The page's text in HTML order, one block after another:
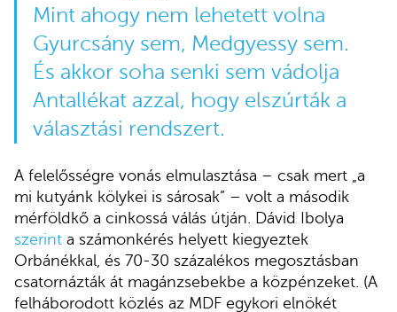
Mint ahogy nem lehetett volna
Gyurcsány sem, Medgyessy sem.
És akkor soha senki sem vádolja
Antallékat azzal, hogy elszúrták a
választási rendszert.
A felelősségre vonás elmulasztása – csak mert „a
mi kutyánk kölykei is sárosak” – volt a második
mérföldkő a cinkossá válás útján. Dávid Ibolya
szerint a számonkérés helyett kiegyeztek
Orbánékkal, és 70-30 százalékos megosztásban
csatornázták át magánzsebekbe a közpénzeket. (A
felháborodott közlés az MDF egykori elnökét